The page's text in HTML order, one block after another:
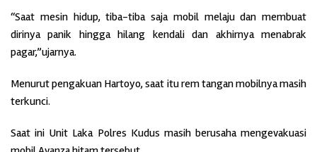
“Saat mesin hidup, tiba-tiba saja mobil melaju dan membuat
dirinya panik hingga hilang kendali dan akhirnya menabrak
pagar,”ujarnya.
Menurut pengakuan Hartoyo, saat itu rem tangan mobilnya masih
terkunci.
Saat ini Unit Laka Polres Kudus masih berusaha mengevakuasi